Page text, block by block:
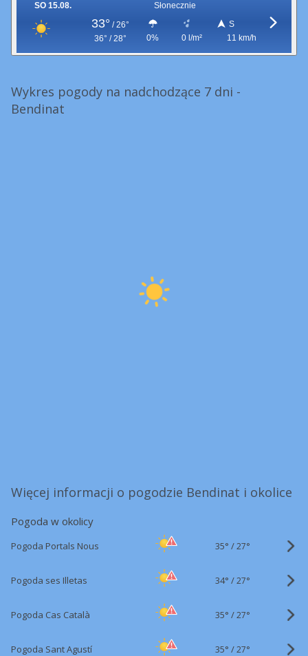
SO 15.08. Słonecznie
33° / 26°
36° / 28°
0% 0 l/m²
S
11 km/h
Wykres pogody na nadchodzące 7 dni -
Bendinat
Więcej informacji o pogodzie Bendinat i okolice
Pogoda w okolicy
Pogoda Portals Nous 35° /27°
Pogoda ses Illetas 34° /27°
Pogoda Cas Català 35° /27°
Pogoda Sant Agustí 35° /27°